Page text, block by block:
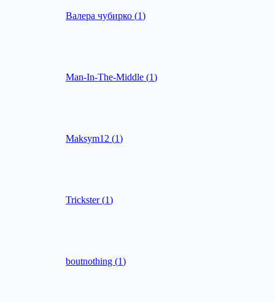
Валера чубирко(1)
Man-In-The-Middle(1)
Maksym12(1)
Trickster(1)
boutnothing(1)